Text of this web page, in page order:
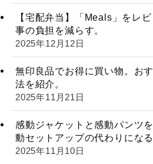
【宅配弁当】「Meals」をレ
事の負担を減らす。
2025年12月12日
無印良品でお得に買い物。お
法を紹介。
2025年11月21日
感動ジャケットと感動パンツ
動セットアップの代わりにな
2025年11月10日